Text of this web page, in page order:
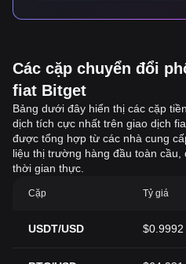
Các cặp chuyển đổi
fiat Bitget
Bảng dưới đây hiển thị các cặp
dịch tích cực nhất trên giao dịch
được tổng hợp từ các nhà cung
liệu thị trường hàng đầu toàn
thời gian thực.
Cặp Tỷ giá
USDT/USD $0.9992